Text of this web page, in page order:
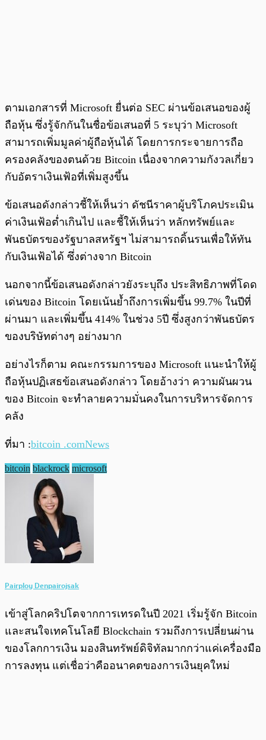
ตามเอกสารที่ Microsoft ยื่นต่อ SEC ผ่านข้อเสนอของผู้
ถือหุ้น ซึ่งรู้จักกันในชื่อข้อเสนอที่ 5 ระบุว่า Microsoft
สามารถเพิ่มมูลค่าผู้ถือหุ้นได้ โดยการกระจายการถือ
ครองคลังของตนด้วย Bitcoin เนื่องจากความกังวลเกี่ยว
กับอัตราเงินเฟ้อที่เพิ่มสูงขึ้น
ข้อเสนอดังกล่าวชี้ให้เห็นว่า ดัชนีราคาผู้บริโภคประเมิน
ค่าเงินเฟ้อต่ำเกินไป และชี้ให้เห็นว่า หลักทรัพย์และ
พันธบัตรของรัฐบาลสหรัฐฯ ไม่สามารถดิ้นรนเพื่อให้ทัน
กับเงินเฟ้อได้ ซึ่งต่างจาก Bitcoin
นอกจากนี้ข้อเสนอดังกล่าวยังระบุถึง ประสิทธิภาพที่โดด
เด่นของ Bitcoin โดยเน้นย้ำถึงการเพิ่มขึ้น 99.7% ในปีที่
ผ่านมา และเพิ่มขึ้น 414% ในช่วง 5ปี ซึ่งสูงกว่าพันธบัตร
ของบริษัทต่างๆ อย่างมาก
อย่างไรก็ตาม คณะกรรมการของ Microsoft แนะนำให้ผู้
ถือหุ้นปฏิเสธข้อเสนอดังกล่าว โดยอ้างว่า ความผันผวน
ของ Bitcoin จะทำลายความมั่นคงในการบริหารจัดการ
คลัง
ที่มา :bitcoin .comNews
bitcoin blackrock microsoft
Pairploy Denpairojsak
เข้าสู่โลกคริปโตจากการเทรดในปี 2021 เริ่มรู้จัก Bitcoin
และสนใจเทคโนโลยี Blockchain รวมถึงการเปลี่ยนผ่าน
ของโลกการเงิน มองสินทรัพย์ดิจิทัลมากกว่าแค่เครื่องมือ
การลงทุน แต่เชื่อว่าคืออนาคตของการเงินยุคใหม่